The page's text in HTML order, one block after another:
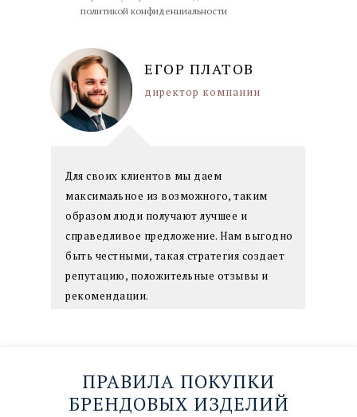
Для своих клиентов мы даем
максимальное из возможного, таким
образом люди получают лучшее и
справедливое предложение. Нам выгодно
быть честными, такая стратегия создает
репутацию, положительные отзывы и
рекомендации.
ЕГОР ПЛАТОВ
директор компании
НАПИШИТЕ ДИРЕКТОРУ →
политикой конфиденциальности
ПРАВИЛА ПОКУПКИ
БРЕНДОВЫХ ИЗДЕЛИЙ